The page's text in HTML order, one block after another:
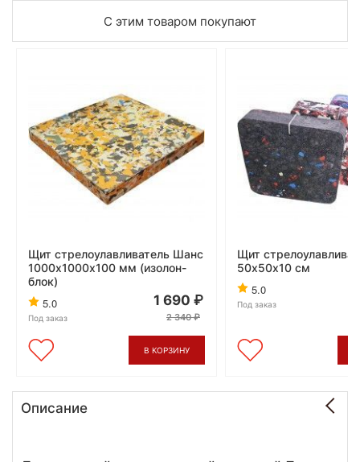
С этим товаром покупают
Щит стрелоулавливатель Шанс
1000х1000х100 мм (изолон-
блок)
5.0
Под заказ
1 690
2 340
В КОРЗИНУ
Щит
50х50х10 cм
5.0
Под заказ
Описание